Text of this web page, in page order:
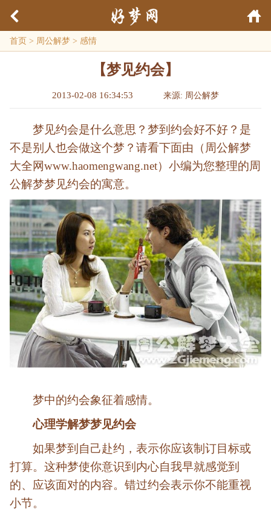
首页 > 周公解梦 > 感情
【梦见约会】
2013-02-08 16:34:53 来源: 周公解梦
梦见约会是什么意思？梦到约会好不好？是
不是别人也会做这个梦？请看下面由（周公解梦
大全网www.haomengwang.net）小编为您整理的周
公解梦梦见约会的寓意。
梦中的约会象征着感情。
心理学解梦梦见约会
如果梦到自己赴约，表示你应该制订目标或
打算。这种梦使你意识到内心自我早就感觉到
的、应该面对的内容。错过约会表示你不能重视
小节。